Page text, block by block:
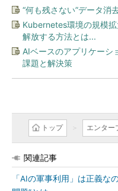
“何も残さない”データ消
Kubernetes環境の規模
解放する方法とは...
AIベースのアプリケーシ
課題と解決策
トップ エンター
関連記事
「AIの軍事利用」は正義